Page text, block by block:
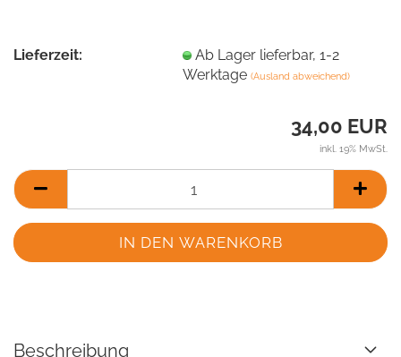
Lieferzeit:
Ab Lager lieferbar, 1-2
Werktage(Ausland abweichend)
34,00 EUR
inkl. 19% MwSt.
Beschreibung